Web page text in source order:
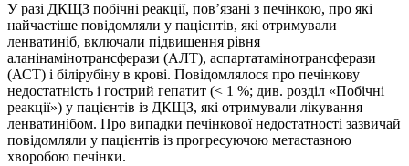
У разі ДКЩЗ побічні реакції, пов’язані з печінкою, про які
найчастіше повідомляли у пацієнтів, які отримували
ленватиніб, включали підвищення рівня
аланінамінотрансферази (АЛТ), аспартатамінотрансферази
(АСТ) і білірубіну в крові. Повідомлялося про печінкову
недостатність і гострий гепатит (< 1 %; див. розділ «Побічні
реакції») у пацієнтів із ДКЩЗ, які отримували лікування
ленватинібом. Про випадки печінкової недостатності зазвичай
повідомляли у пацієнтів із прогресуючою метастазною
хворобою печінки.